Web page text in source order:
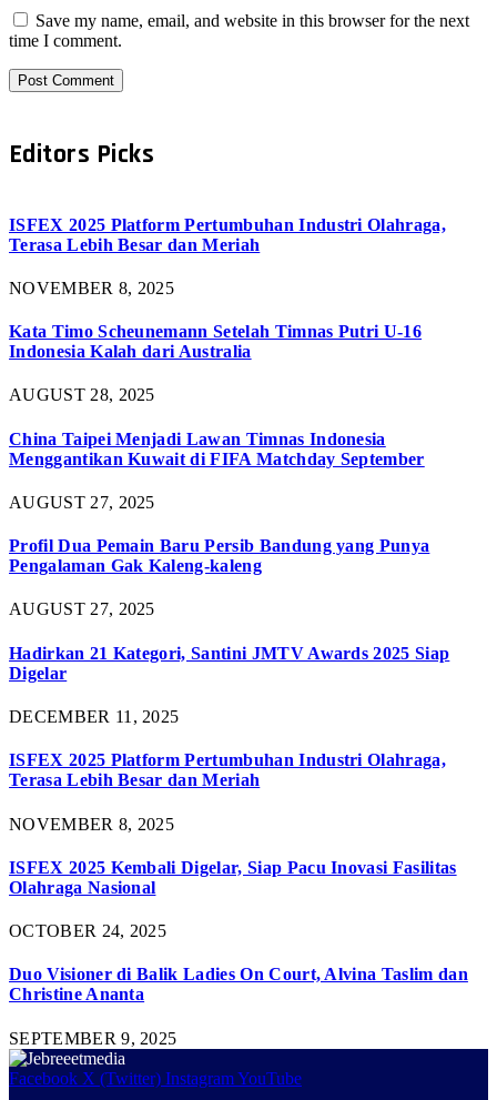
Save my name, email, and website in this browser for the next
time I comment.
Editors Picks
ISFEX 2025 Platform Pertumbuhan Industri Olahraga,
Terasa Lebih Besar dan Meriah
NOVEMBER 8, 2025
Kata Timo Scheunemann Setelah Timnas Putri U-16
Indonesia Kalah dari Australia
AUGUST 28, 2025
China Taipei Menjadi Lawan Timnas Indonesia
Menggantikan Kuwait di FIFA Matchday September
AUGUST 27, 2025
Profil Dua Pemain Baru Persib Bandung yang Punya
Pengalaman Gak Kaleng-kaleng
AUGUST 27, 2025
Hadirkan 21 Kategori, Santini JMTV Awards 2025 Siap
Digelar
DECEMBER 11, 2025
ISFEX 2025 Platform Pertumbuhan Industri Olahraga,
Terasa Lebih Besar dan Meriah
NOVEMBER 8, 2025
ISFEX 2025 Kembali Digelar, Siap Pacu Inovasi Fasilitas
Olahraga Nasional
OCTOBER 24, 2025
Duo Visioner di Balik Ladies On Court, Alvina Taslim dan
Christine Ananta
SEPTEMBER 9, 2025
Facebook X (Twitter) InstagramYouTube